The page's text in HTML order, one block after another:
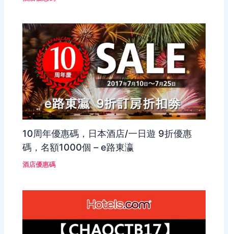
10周年優惠碼，日本酒店/一日遊 9折優惠
碼，名額1000個 – e路東瀛
酒店優惠碼